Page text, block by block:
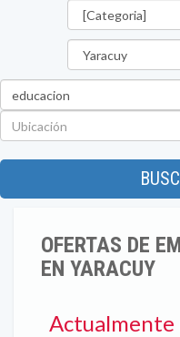
OFERTAS DE
EN YARACUY